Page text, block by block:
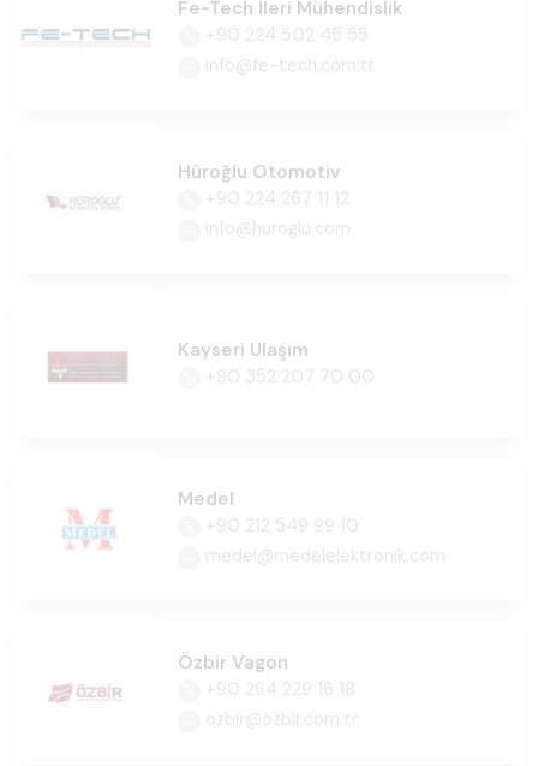
Fe-Tech İleri Mühendislik
+90 224 502 45 55
info@fe-tech.com.tr
Hüroğlu Otomotiv
+90 224 267 11 12
info@huroglu.com
Kayseri Ulaşım
+90 352 207 70 00
Medel
+90 212 549 99 10
medel@medelelektronik.com
Özbir Vagon
+90 264 229 16 18
ozbir@ozbir.com.tr